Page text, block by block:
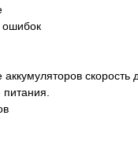
ошибок
скорость